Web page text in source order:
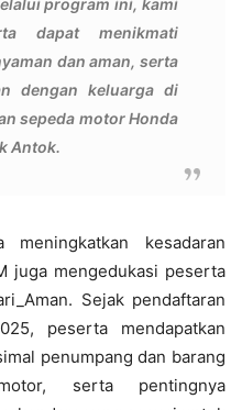
dapat menikmati
dan aman, serta
dengan keluarga di
sepeda motor Honda
Antok.
kesadaran
juga mengedukasi peserta
Sejak pendaftaran
peserta mendapatkan
penumpang dan barang
serta pentingnya